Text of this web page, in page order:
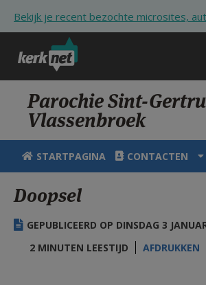
Bekijk je recent bezochte microsites,
STARTPAGINA
KERK
VIERINGEN
Parochie Sint-
Vlassenbroek
STARTPAGINA CONTACTEN
Doopsel
GEPUBLICEERD OP DINSDAG 3
2 MINUTEN LEESTIJD
AFDRUKKEN